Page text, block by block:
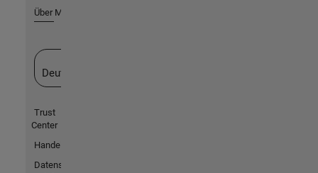
Über MathWorks
Deutschland
Trust
Center
Handelsmarken
Datenschutz-